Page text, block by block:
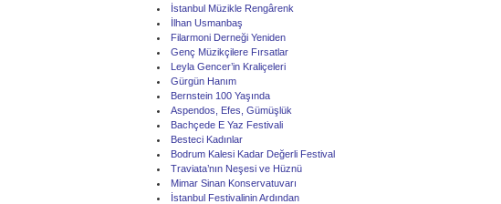
İstanbul Müzikle Rengârenk
İlhan Usmanbaş
Filarmoni Derneği Yeniden
Genç Müzikçilere Fırsatlar
Leyla Gencer’in Kraliçeleri
Gürgün Hanım
Bernstein 100 Yaşında
Aspendos, Efes, Gümüşlük
Bachçede E Yaz Festivali
Besteci Kadınlar
Bodrum Kalesi Kadar Değerli Festival
Traviata’nın Neşesi ve Hüznü
Mimar Sinan Konservatuvarı
İstanbul Festivalinin Ardından